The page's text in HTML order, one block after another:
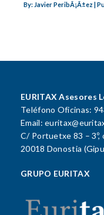
By: Javier PeribÃ¡Ã±ez |
EURITAX Asesores
Teléfono Oficinas:
Email:
C/ Portuetxe 83 – 3º,
20018 Donostia
GRUPO EURITAX